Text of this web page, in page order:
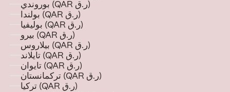
بوروندي (QAR ر.ق)
بولندا (QAR ر.ق)
بوليفيا (QAR ر.ق)
بيرو (QAR ر.ق)
بيلاروس (QAR ر.ق)
تايلاند (QAR ر.ق)
تايوان (QAR ر.ق)
تركمانستان (QAR ر.ق)
تركيا (QAR ر.ق)